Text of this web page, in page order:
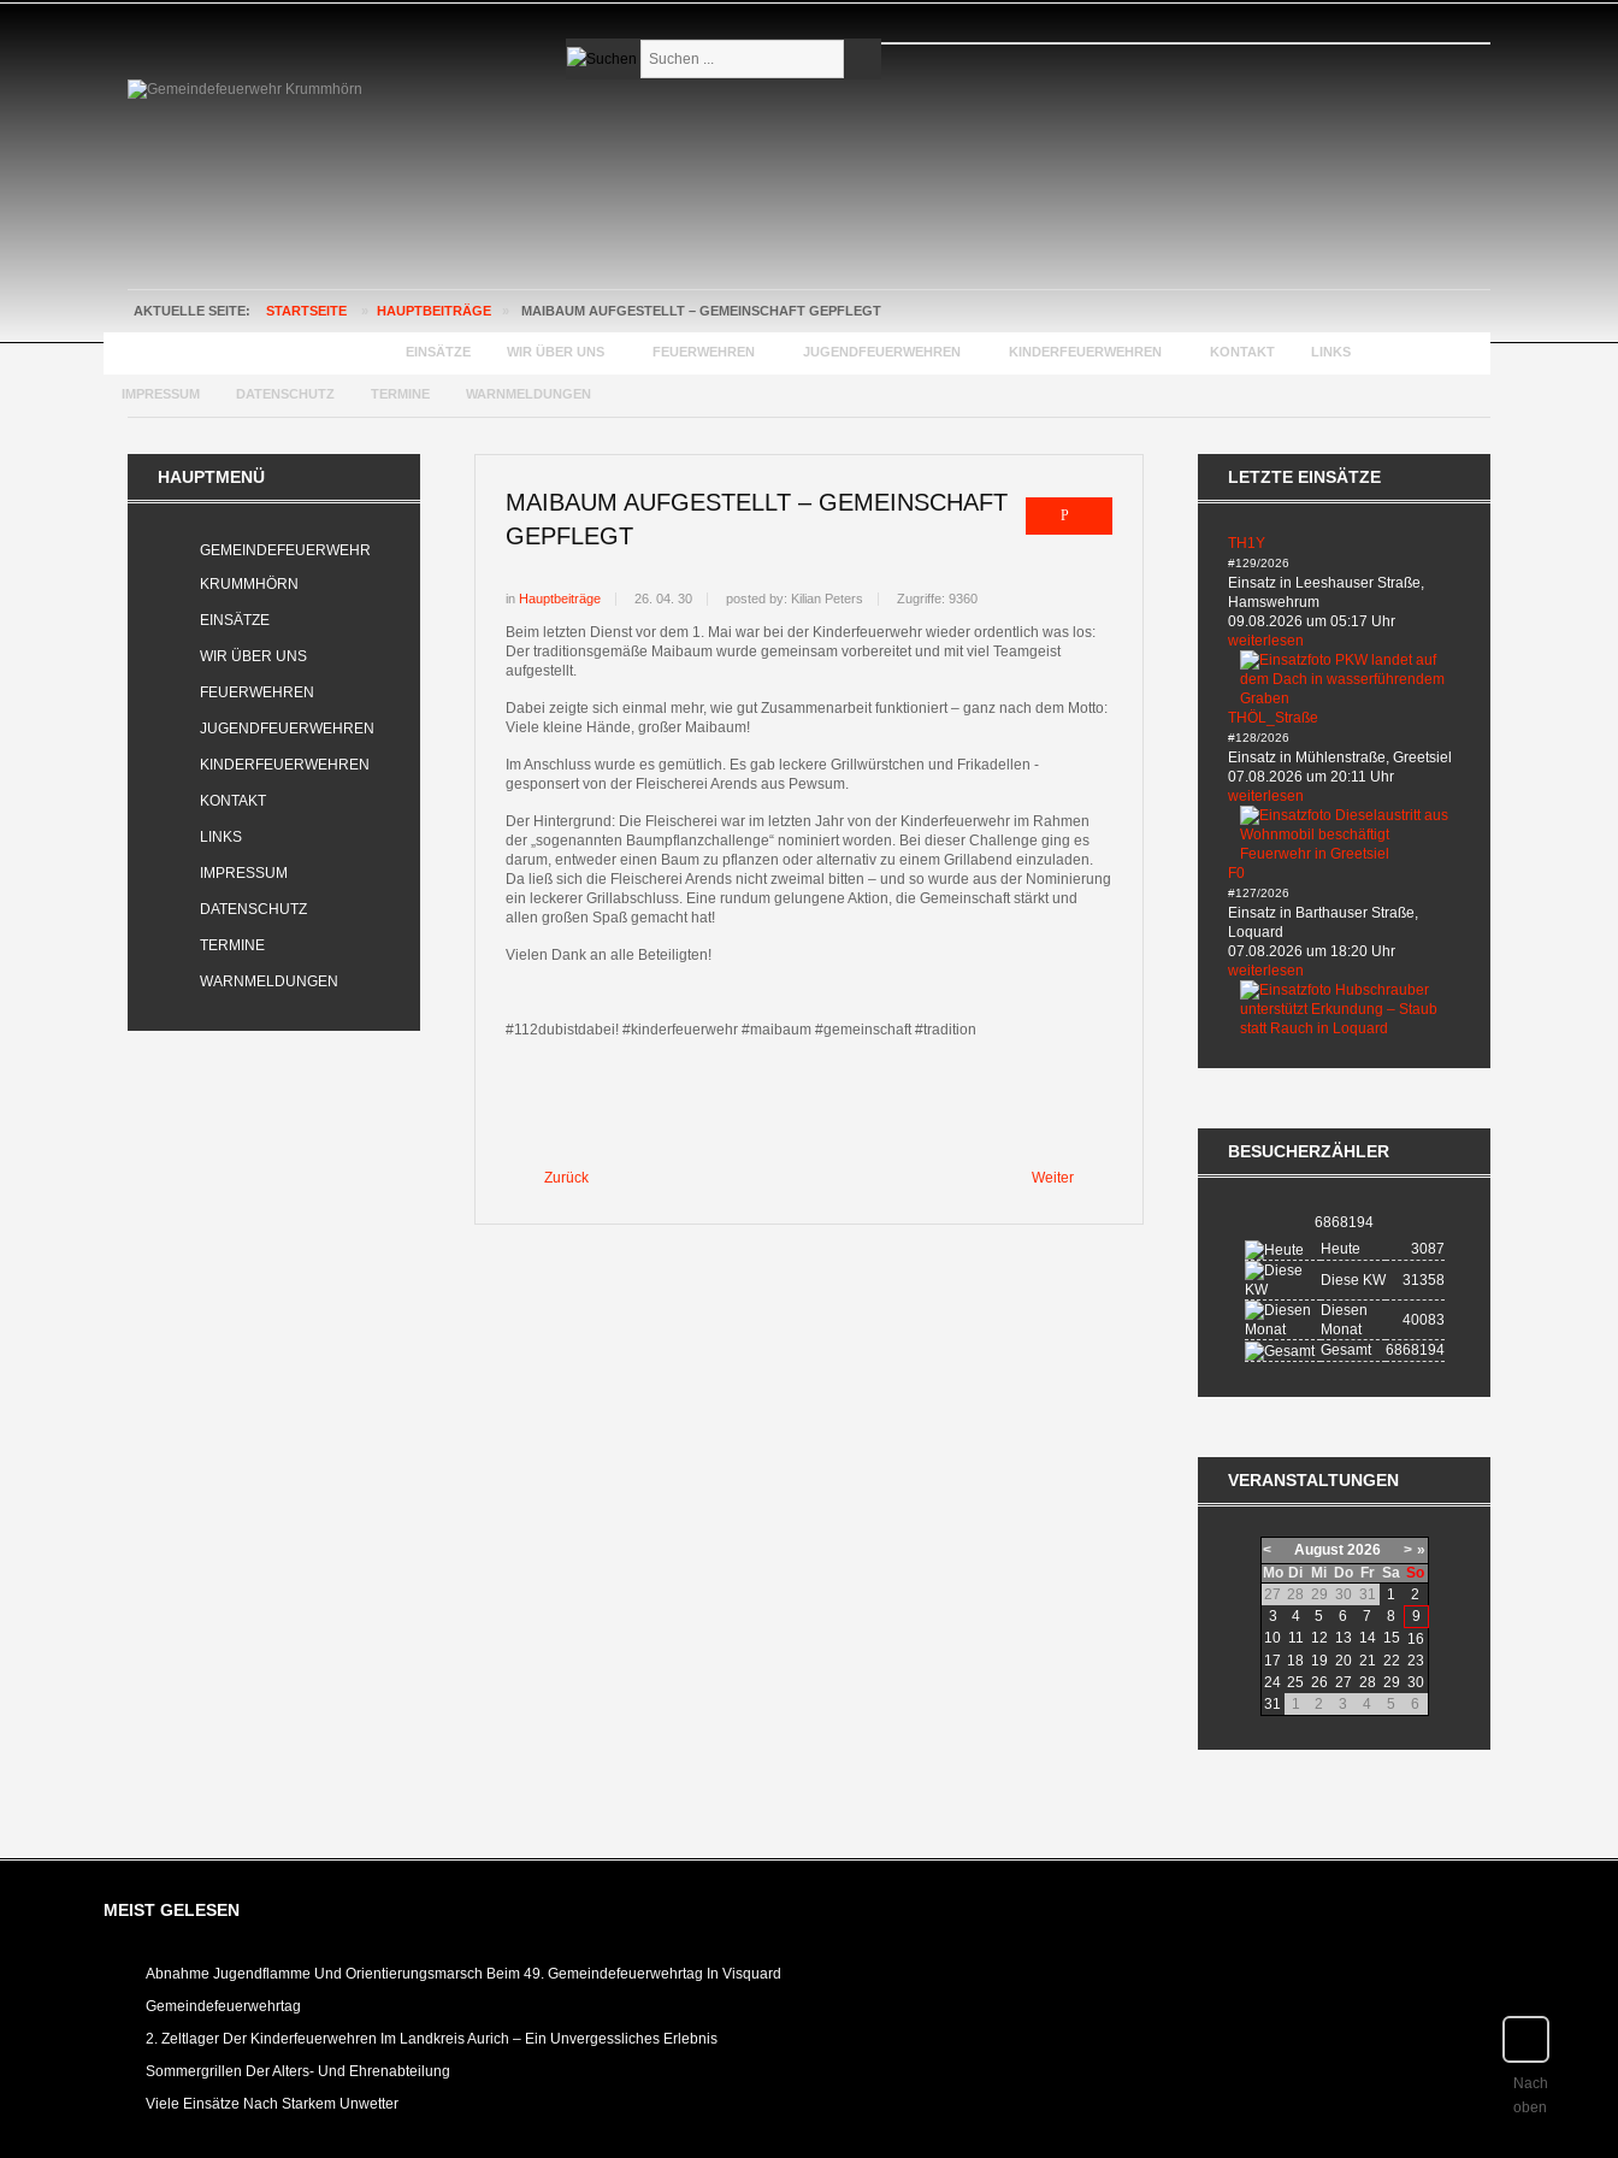
Suchen
...
AKTUELLE SEITE: STARTSEITE HAUPTBEITRÄGE MAIBAUM AUFGESTELLT – GEMEINSCHAFT GEPFLEGT
EINSÄTZE WIR ÜBER UNS FEUERWEHREN JUGENDFEUERWEHREN KINDERFEUERWEHREN KONTAKT LINKS
IMPRESSUM DATENSCHUTZ TERMINE WARNMELDUNGEN
HAUPTMENÜ
GEMEINDEFEUERWEHR
KRUMMHÖRN
EINSÄTZE
WIR ÜBER UNS
FEUERWEHREN
JUGENDFEUERWEHREN
KINDERFEUERWEHREN
KONTAKT
LINKS
IMPRESSUM
DATENSCHUTZ
TERMINE
WARNMELDUNGEN
MAIBAUM AUFGESTELLT – GEMEINSCHAFT
GEPFLEGT
in Hauptbeiträge 26. 04. 30 posted by: Kilian Peters Zugriffe: 9360
Beim letzten Dienst vor dem 1. Mai war bei der Kinderfeuerwehr wieder ordentlich was los:
Der traditionsgemäße Maibaum wurde gemeinsam vorbereitet und mit viel Teamgeist
aufgestellt.
Dabei zeigte sich einmal mehr, wie gut Zusammenarbeit funktioniert – ganz nach dem Motto:
Viele kleine Hände, großer Maibaum!
Im Anschluss wurde es gemütlich. Es gab leckere Grillwürstchen und Frikadellen -
gesponsert von der Fleischerei Arends aus Pewsum.
Der Hintergrund: Die Fleischerei war im letzten Jahr von der Kinderfeuerwehr im Rahmen
der „sogenannten Baumpflanzchallenge“ nominiert worden. Bei dieser Challenge ging es
darum, entweder einen Baum zu pflanzen oder alternativ zu einem Grillabend einzuladen.
Da ließ sich die Fleischerei Arends nicht zweimal bitten – und so wurde aus der Nominierung
ein leckerer Grillabschluss. Eine rundum gelungene Aktion, die Gemeinschaft stärkt und
allen großen Spaß gemacht hat!
Vielen Dank an alle Beteiligten!
#112dubistdabei! #kinderfeuerwehr #maibaum #gemeinschaft #tradition
Zurück Weiter
LETZTE EINSÄTZE
TH1Y
#129/2026
Einsatz in Leeshauser Straße,
Hamswehrum
09.08.2026 um 05:17 Uhr
weiterlesen
THÖL_Straße
#128/2026
Einsatz in Mühlenstraße, Greetsiel
07.08.2026 um 20:11 Uhr
weiterlesen
F0
#127/2026
Einsatz in Barthauser Straße,
Loquard
07.08.2026 um 18:20 Uhr
weiterlesen
BESUCHERZÄHLER
6868194
Heute
3087
Diese KW
31358
Diesen
Monat
40083
Gesamt
6868194
VERANSTALTUNGEN
< August 2026 > »
Mo Di Mi Do Fr Sa So
27 28 29 30 31 1
2
3
4 5 6 7 8
9
10 11 12 13 14 15 16
17 18 19 20 21 22 23
24 25 26 27 28 29 30
31
1 2 3 4 5 6
MEIST GELESEN
Abnahme Jugendflamme Und Orientierungsmarsch Beim 49. Gemeindefeuerwehrtag In Visquard
Gemeindefeuerwehrtag
2. Zeltlager Der Kinderfeuerwehren Im Landkreis Aurich – Ein Unvergessliches Erlebnis
Sommergrillen Der Alters- Und Ehrenabteilung
Viele Einsätze Nach Starkem Unwetter
Nach
oben